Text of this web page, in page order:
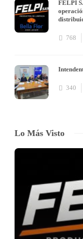
FELPI
768
340
Lo Más Visto